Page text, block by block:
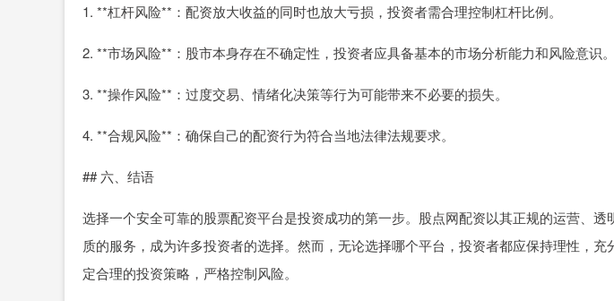
1. **杠杆风险**：配资放大收益的同时也放大亏损，投资者需合理控制杠杆比例。
2. **市场风险**：股市本身存在不确定性，投资者应具备基本的市场分析能力和风险意识。
3. **操作风险**：过度交易、情绪化决策等行为可能带来不必要的损失。
4. **合规风险**：确保自己的配资行为符合当地法律法规要求。
## 六、结语
选择一个安全可靠的股票配资平台是投资成功的第一步。股点网配资以其正规的运营、透
质的服务，成为许多投资者的选择。然而，无论选择哪个平台，投资者都应保持理性，充
定合理的投资策略，严格控制风险。